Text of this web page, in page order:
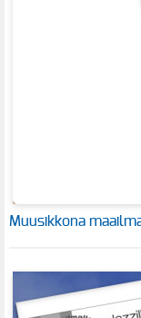
Muusikkona